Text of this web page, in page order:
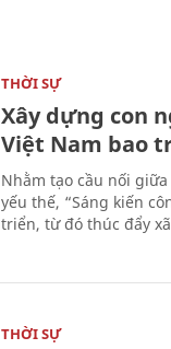
THỜI SỰ
Xây dựng con
Việt Nam bao
Nhằm tạo cầu nối
yếu thế, “Sáng kiến
triển, từ đó thúc đẩy
THỜI SỰ